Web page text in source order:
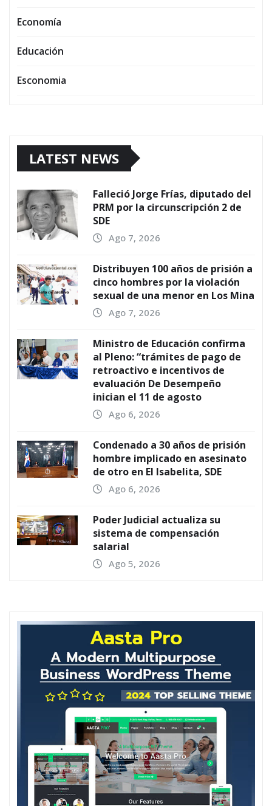
Economía
Educación
Esconomia
LATEST NEWS
Falleció Jorge Frías, diputado del
PRM por la circunscripción 2 de
SDE
Ago 7, 2026
Distribuyen 100 años de prisión a
cinco hombres por la violación
sexual de una menor en Los Mina
Ago 7, 2026
Ministro de Educación confirma
al Pleno: “trámites de pago de
retroactivo e incentivos de
evaluación De Desempeño
inician el 11 de agosto
Ago 6, 2026
Condenado a 30 años de prisión
hombre implicado en asesinato
de otro en El Isabelita, SDE
Ago 6, 2026
Poder Judicial actualiza su
sistema de compensación
salarial
Ago 5, 2026